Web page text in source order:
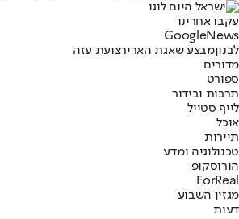
עקבו אחרינו
Googl eNews
לבנוןמבצע שאגת הארירצועת עזה
מדורים
ספורט
תרבות ובידור
לייף סטייל
אוכל
תיירות
טכנולוגיה ומדע
הורוסקופ
ForReal
מגזין השבוע
דעות